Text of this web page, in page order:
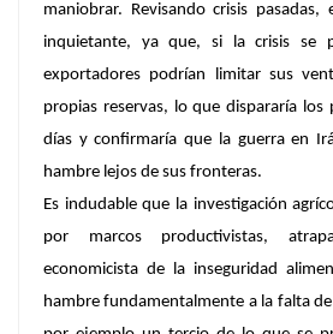
maniobrar. Revisando crisis
inquietante, ya que, si la crisis se
exportadores podrían limitar sus
propias reservas, lo que dispararía los
días y confirmaría que la guerra en
hambre lejos de sus fronteras.
Es indudable que la investigación
por marcos productivistas,
economicista de la inseguridad
hambre fundamentalmente a la falta